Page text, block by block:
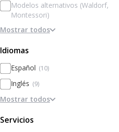
Modelos alternativos (Waldorf,
Montessori)
Basado en la disciplina / internados
excelencia
Mostrar todos
Idiomas
Español (10)
Inglés (9)
Francés (1)
Mostrar todos
Servicios